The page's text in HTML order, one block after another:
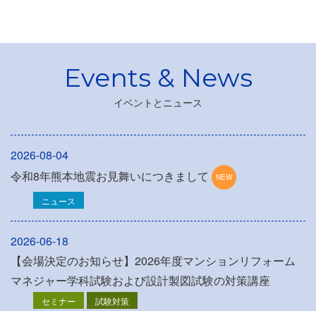
イベントとニュース
2026-08-04
令和8年熊本地震お見舞いにつきまして
ニュース
2026-06-18
【会場決定のお知らせ】2026年度マンションリフォーム
マネジャー学科試験および設計製図試験の対策講座
セミナー 試験対策